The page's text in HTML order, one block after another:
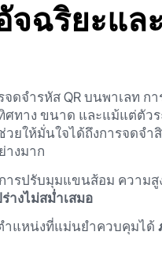
จฉริยะแล
ดจำรหัส QR บนพาเลท ก
ทาง ขนาด และแม้แต่ตัวร
วยให้มั่นใจได้ถึงการจดจ
างมาก
ารปรับมุมแขนส้อม ความ
างไม่สม่ำเสมอ
ำแหน่งที่แม่นยำควบคุมได้